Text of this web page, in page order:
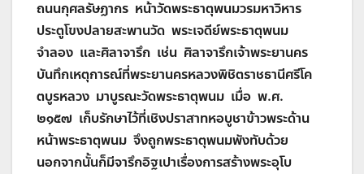
ถนนกุศลรัษฏากร หน้าวัดพระธาตุพนมวรมหาวิหาร
ประตูโขงปลายสะพานวัด พระเจดีย์พระธาตุพนม
จำลอง และศิลาจารึก เช่น ศิลาจารึกเจ้าพระยานคร
บันทึกเหตุการณ์ที่พระยานครหลวงพิชิตราชธานีศรีโค
ตบูรหลวง มาบูรณะวัดพระธาตุพนม เมื่อ พ.ศ.
๒๑๕๗ เก็บรักษาไว้ที่เชิงปราสาทหอบูชาข้าวพระด้าน
หน้าพระธาตุพนม จึงถูกพระธาตุพนมพังทับด้วย
นอกจากนั้นก็มีจารึกอิฐเปาเรื่องการสร้างพระอุโบ